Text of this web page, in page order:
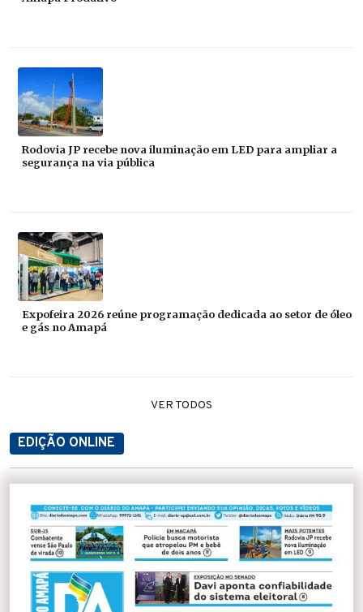
Rodovia JP recebe nova iluminação em LED para ampliar a
segurança na via pública
Expofeira 2026 reúne programação dedicada ao setor de óleo
e gás no Amapá
VER TODOS
EDIÇÃO ONLINE